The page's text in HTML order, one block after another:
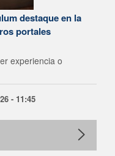
destaque en la
portales
experiencia o
- 11:45